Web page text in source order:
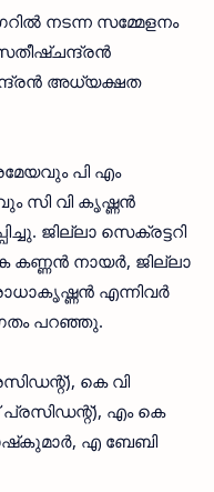
നടന്ന സമ്മേളനം
സതീഷ്ചന്ദ്രന്‍
അധ്യക്ഷത
പി എം
സി വി കൃഷ്ണന്‍
ജില്ലാ സെക്രട്ടറി
കണ്ണന്‍ നായര്‍, ജില്ലാ
എന്നിവര്‍
പറഞ്ഞു.
കെ വി
എം കെ
എ ബേബി